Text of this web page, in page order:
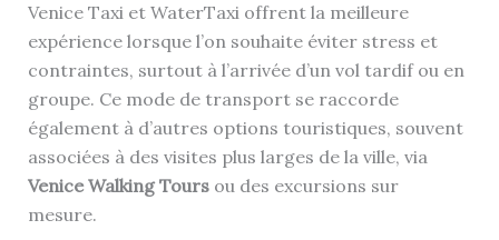
Venice Taxi et WaterTaxi offrent la meilleure
expérience lorsque l’on souhaite éviter stress et
contraintes, surtout à l’arrivée d’un vol tardif ou en
groupe. Ce mode de transport se raccorde
également à d’autres options touristiques, souvent
associées à des visites plus larges de la ville, via
Venice Walking Toursou des excursions sur
mesure.